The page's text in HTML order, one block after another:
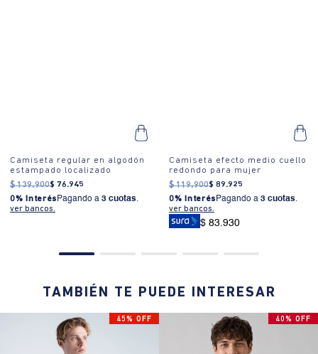
Camiseta regular en algodón
estampado localizado
$ 139.900$ 76.945
0% Interés Pagando a 3 cuotas.
ver bancos.
Camiseta efecto medio cuello
redondo para mujer
$ 119.900$ 89.925
0% Interés Pagando a 3 cuotas.
ver bancos.
$ 83.930
TAMBIÉN TE PUEDE INTERESAR
45% OFF 40% OFF